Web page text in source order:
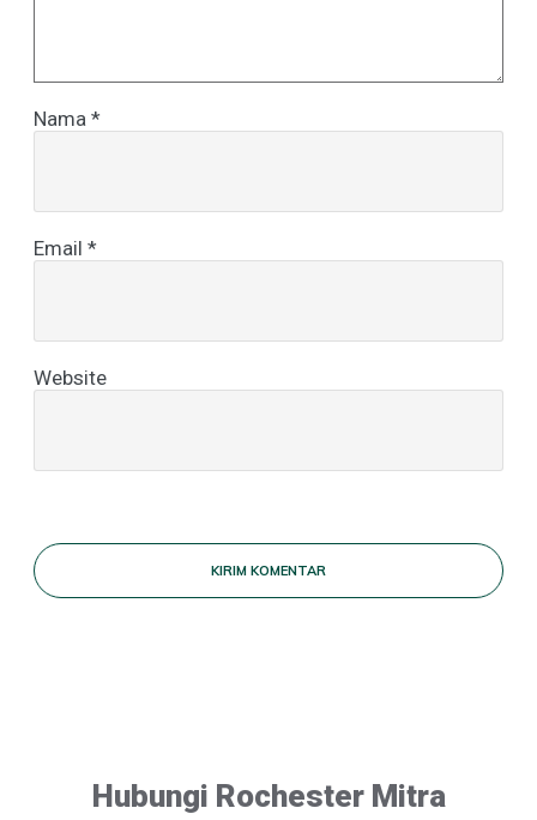
Nama *
Email *
Website
KIRIM KOMENTAR
Hubungi Rochester Mitra